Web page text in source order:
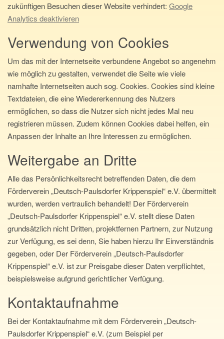
zukünftigen Besuchen dieser Website verhindert: Google
Analytics deaktivieren
Verwendung von Cookies
Um das mit der Internetseite verbundene Angebot so angenehm
wie möglich zu gestalten, verwendet die Seite wie viele
namhafte Internetseiten auch sog. Cookies. Cookies sind kleine
Textdateien, die eine Wieder­erkennung des Nutzers
ermöglichen, so dass die Nutzer sich nicht jedes Mal neu
registrieren müssen. Zudem können Cookies dabei helfen, ein
Anpassen der Inhalte an Ihre Interessen zu ermöglichen.
Weitergabe an Dritte
Alle das Persönlichkeitsrecht betreffenden Daten, die dem
Förderverein „Deutsch-Paulsdorfer Krippenspiel“ e.V. übermittelt
wurden, werden vertraulich behandelt! Der Förderverein
„Deutsch-Paulsdorfer Krippenspiel“ e.V. stellt diese Daten
grundsätzlich nicht Dritten, projektfernen Partnern, zur Nutzung
zur Verfügung, es sei denn, Sie haben hierzu Ihr Einverständnis
gegeben, oder Der Förderverein „Deutsch-Paulsdorfer
Krippenspiel“ e.V. ist zur Preisgabe dieser Daten verpflichtet,
beispielsweise aufgrund gerichtlicher Verfügung.
Kontaktaufnahme
Bei der Kontaktaufnahme mit dem Förderverein „Deutsch-
Paulsdorfer Krippenspiel“ e.V. (zum Beispiel per